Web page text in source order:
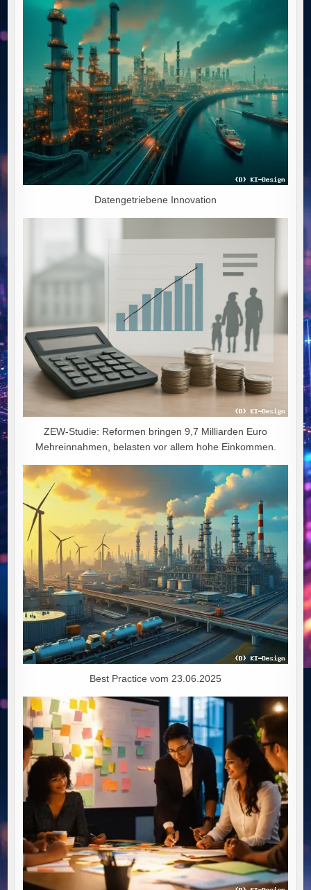
WIRTSCHAFTLICHEN
NIEDERGANG
Datengetriebene Innovation
ZEW-Studie: Reformen bringen 9,7 Milliarden Euro
Mehreinnahmen, belasten vor allem hohe Einkommen.
Best Practice vom 23.06.2025